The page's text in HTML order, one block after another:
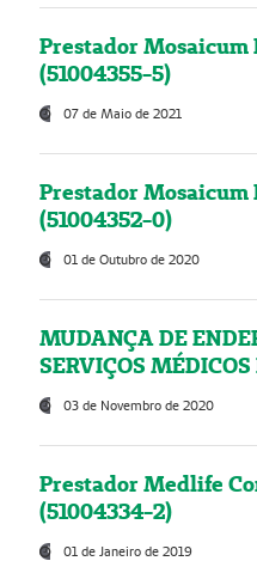
Prestador
(51004355-5)
07 de Maio de 2021
Prestador Mosaicum
(51004352-0)
01 de Outubro de 2020
MUDANÇA DE
SERVIÇOS
03 de Novembro de 2020
Prestador Medlife
(51004334-2)
01 de Janeiro de 2019